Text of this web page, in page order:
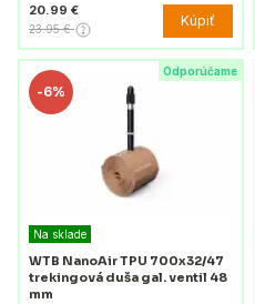
20.99 €
23.95 € Kúpiť
Odporúčame
-6%
Na sklade
WTB NanoAir TPU 700x32/47
trekingová duša gal. ventil 48
mm